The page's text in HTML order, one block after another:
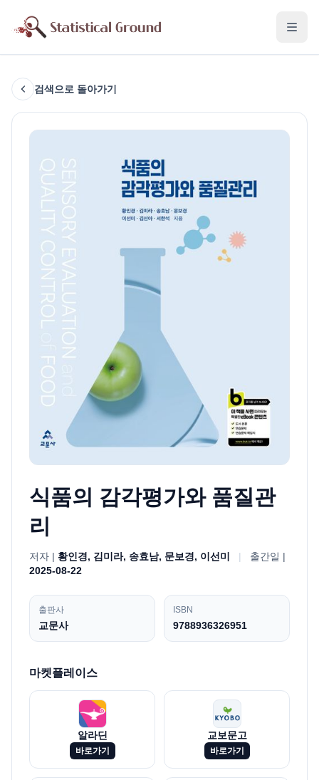
검색으로 돌아가기
식품의 감각평가와 품질관
리
저자 | 황인경, 김미라, 송효남, 문보경, 이선미 |
출간일 |
2025-08-22
출판사
교문사
ISBN
9788936326951
마켓플레이스
알라딘
바로가기
교보문고
바로가기